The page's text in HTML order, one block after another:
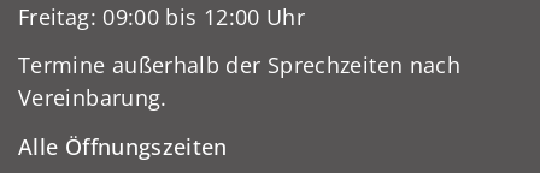
Freitag: 09:00 bis 12:00 Uhr
Termine außerhalb der Sprechzeiten nach
Vereinbarung.
Alle Öffnungszeiten